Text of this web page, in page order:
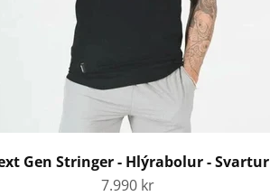
Gen Stringer - Hlýrabolur - Svartur
Tilboðsverð
7.990 kr